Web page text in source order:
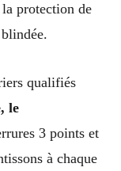
protection de
qualifiés
le
3 points et
à chaque